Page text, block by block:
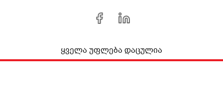
ყველა უფლება დაცულია